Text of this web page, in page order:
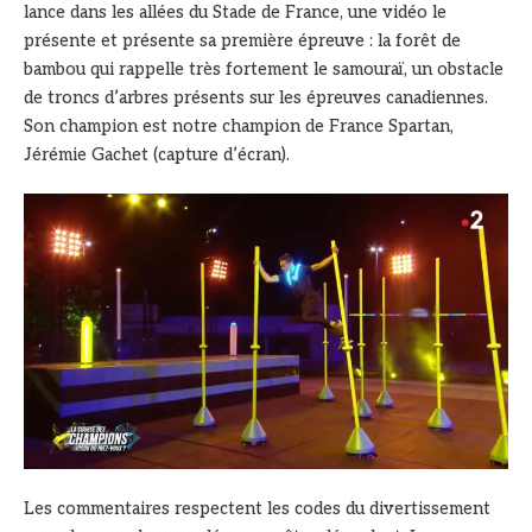
lance dans les allées du Stade de France, une vidéo le
présente et présente sa première épreuve : la forêt de
bambou qui rappelle très fortement le samouraï, un obstacle
de troncs d’arbres présents sur les épreuves canadiennes.
Son champion est notre champion de France Spartan,
Jérémie Gachet (capture d’écran).
Les commentaires respectent les codes du divertissement